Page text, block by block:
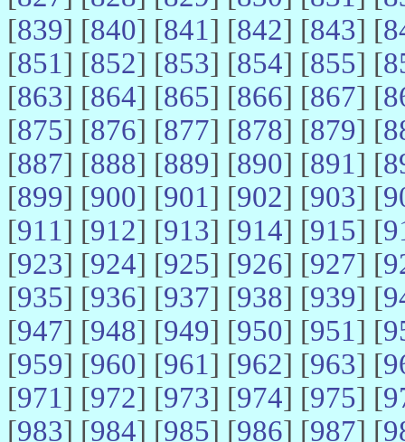
[839] [840] [841] [842] [843] [
[851] [852] [853] [854] [855] [
[863] [864] [865] [866] [867] [
[875] [876] [877] [878] [879] [
[887] [888] [889] [890] [891] [
[899] [900] [901] [902] [903] [
[911] [912] [913] [914] [915] [
[923] [924] [925] [926] [927] [
[935] [936] [937] [938] [939] [
[947] [948] [949] [950] [951] [
[959] [960] [961] [962] [963] [
[971] [972] [973] [974] [975] [
[983] [984] [985] [986] [987] [